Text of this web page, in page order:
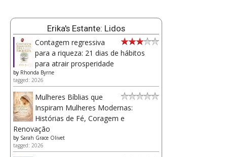
Erika's Estante: Lidos
Contagem regressiva
para a riqueza: 21 dias de hábitos
para atrair prosperidade
by Rhonda Byrne
tagged: 2026
Mulheres Bíblias que
Inspiram Mulheres Modernas:
Histórias de Fé, Coragem e
Renovação
by Sarah Grace Olivet
tagged: 2026